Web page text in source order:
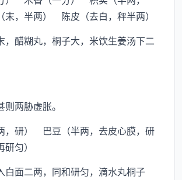
，半两） 陈皮（去白，秤半两）
醋糊丸，桐子大，米饮生姜汤下二
两胁虚胀。
研） 巴豆（半两，去皮心膜，研
匀）
面二两，同和研匀，滴水丸桐子